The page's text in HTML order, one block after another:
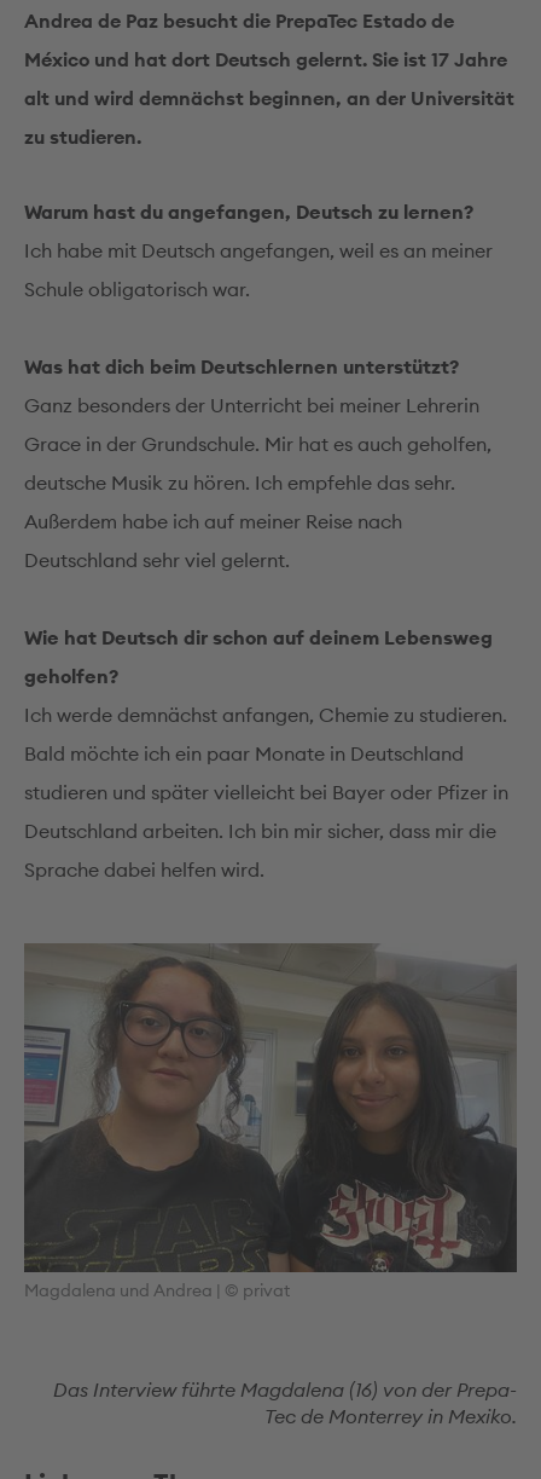
Andrea de Paz besucht die PrepaTec Estado de
México und hat dort Deutsch gelernt. Sie ist 17 Jahre
alt und wird demnächst beginnen, an der Universität
zu studieren.
Warum hast du angefangen, Deutsch zu lernen?
Ich habe mit Deutsch angefangen, weil es an meiner
Schule obligatorisch war.
Was hat dich beim Deutschlernen unterstützt?
Ganz besonders der Unterricht bei meiner Lehrerin
Grace in der Grundschule. Mir hat es auch geholfen,
deutsche Musik zu hören. Ich empfehle das sehr.
Außerdem habe ich auf meiner Reise nach
Deutschland sehr viel gelernt.
Wie hat Deutsch dir schon auf deinem Lebensweg
geholfen?
Ich werde demnächst anfangen, Chemie zu studieren.
Bald möchte ich ein paar Monate in Deutschland
studieren und später vielleicht bei Bayer oder Pfizer in
Deutschland arbeiten. Ich bin mir sicher, dass mir die
Sprache dabei helfen wird.
Magdalena und Andrea | © privat
Das Interview führte Magdalena (16) von der Prepa-
Tec de Monterrey in Mexiko.